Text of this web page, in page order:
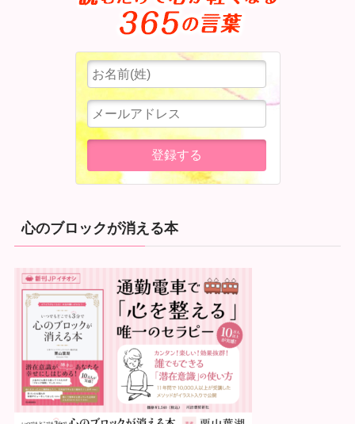
心のブロックが消える本